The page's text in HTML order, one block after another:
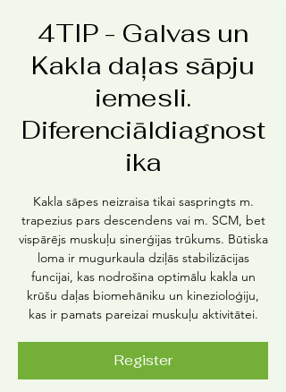
4TIP - Galvas un
Kakla daļas sāpju
iemesli.
Diferenciāldiagnost
ika
Kakla sāpes neizraisa tikai saspringts m.
trapezius pars descendens vai m. SCM, bet
vispārējs muskuļu sinerģijas trūkums. Būtiska
loma ir mugurkaula dziļās stabilizācijas
funcijai, kas nodrošina optimālu kakla un
krūšu daļas biomehāniku un kinezioloģiju,
kas ir pamats pareizai muskuļu aktivitātei.
Register